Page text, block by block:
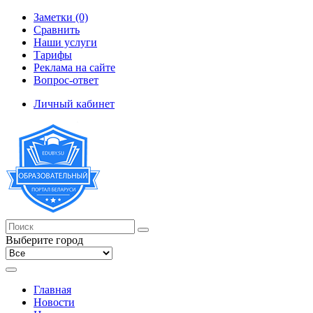
Заметки (0)
Сравнить
Наши услуги
Тарифы
Реклама на сайте
Вопрос-ответ
Личный кабинет
Выберите город
Главная
Новости